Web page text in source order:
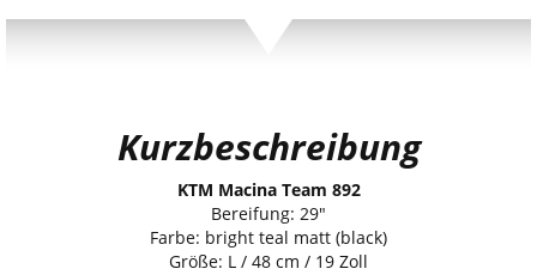
Kurzbeschreibung
KTM Macina Team 892
Bereifung: 29"
Farbe: bright teal matt (black)
Größe: L / 48 cm / 19 Zoll